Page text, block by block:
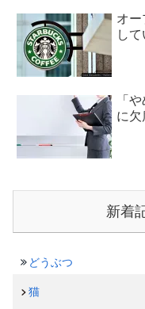
オー
し
「
に
新着
どうぶつ
猫